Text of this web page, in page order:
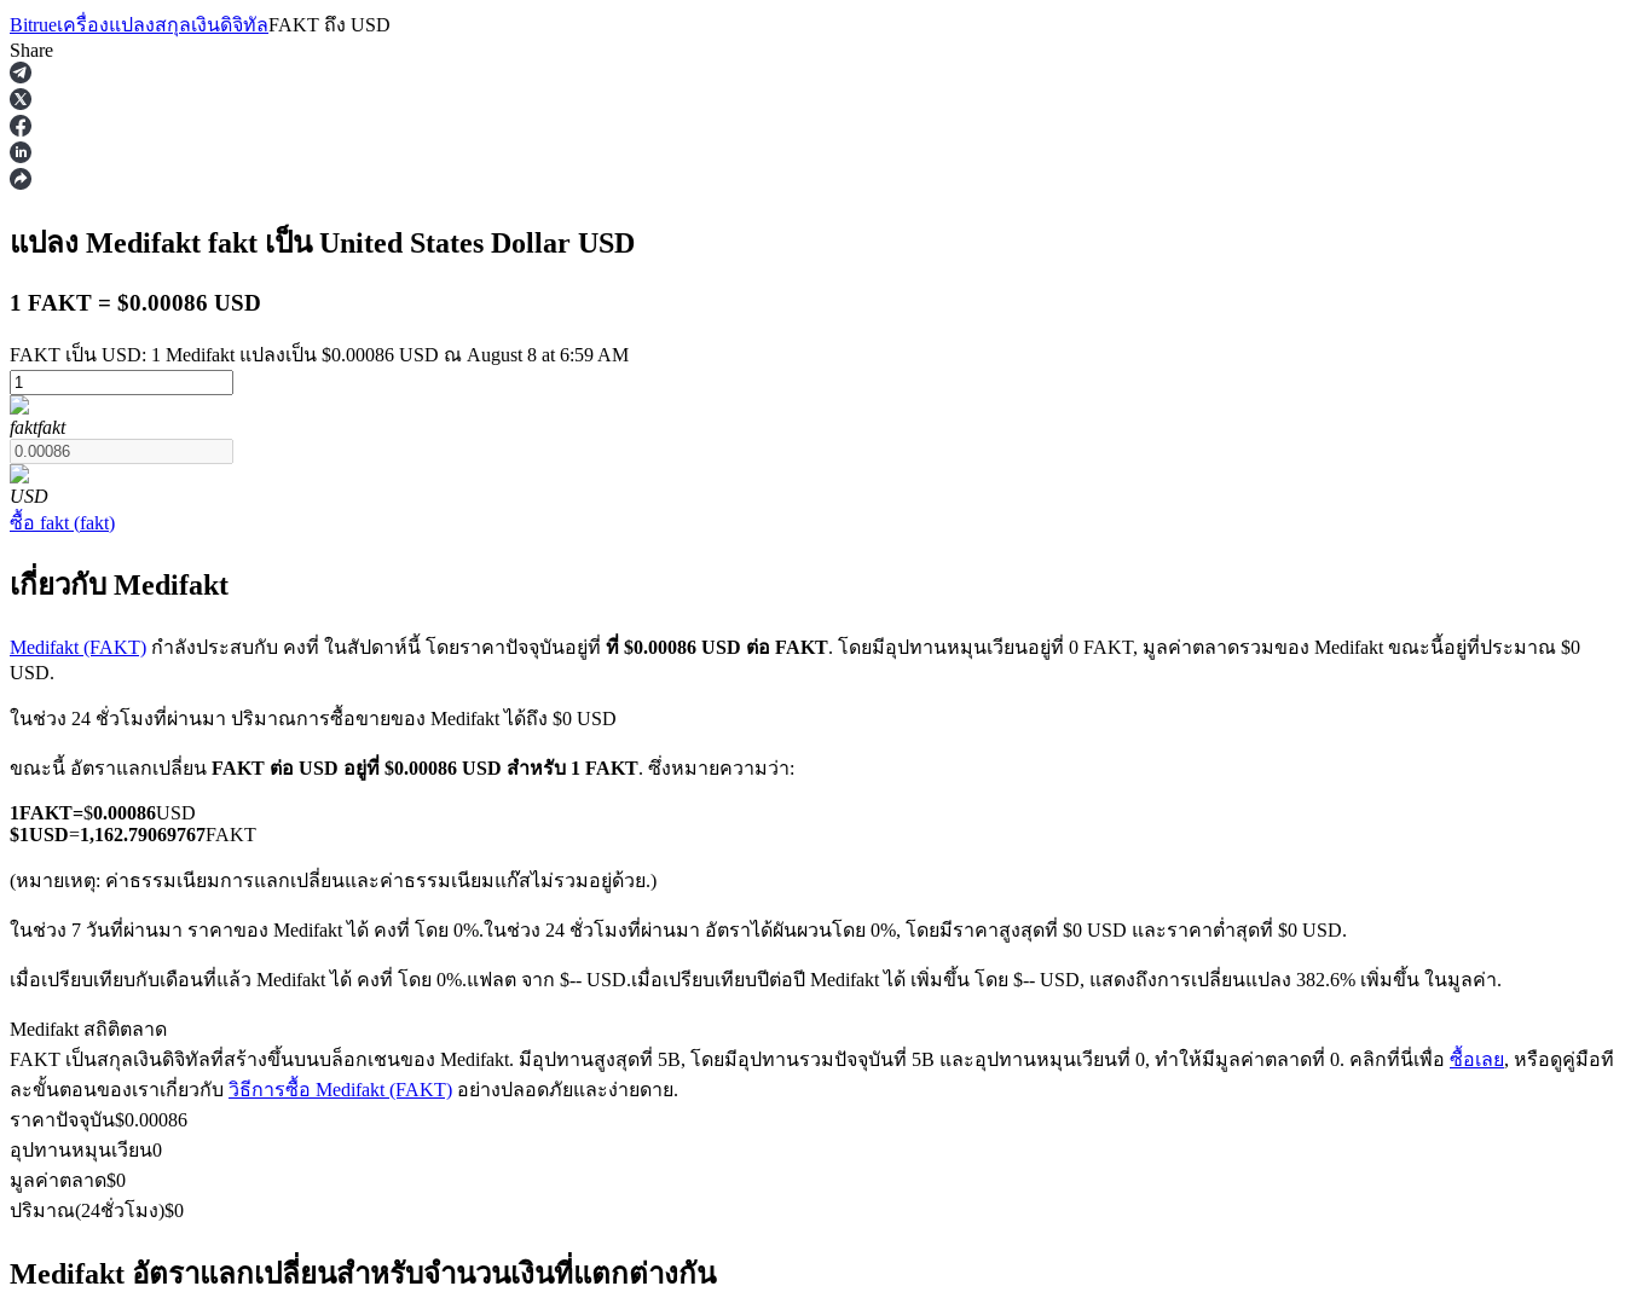
ฟิวเจอร์ส
ฟิวเจอร์ส USDT
TradFi
อนุพันธ์ของหุ้น ฟอเร็กซ์ โลหะมีค่า และสินค้าโภคภัณฑ์
ฟิวเจอร์ส USDC
Bitrueเครื่องแปลงสกุลเงินดิจิทัลFAKT ถึง USD
Share
แปลง Medifakt fakt เป็น United States Dollar USD
1 FAKT = $0.00086 USD
FAKT เป็น USD: 1 Medifakt แปลงเป็น $0.00086 USD ณ August 8 at 6:59 AM
faktfakt
USD
ซื้อ fakt (fakt)
เกี่ยวกับ Medifakt
Medifakt (FAKT) กำลังประสบกับ คงที่ ในสัปดาห์นี้ โดยราคาปัจจุบันอยู่ที่ ที่ $0.00086 USD ต่อ FAKT. โดยมีอุปทานหมุนเวียนอยู่ที่ 0 FAKT, มูลค่าตลาดรวมของ Medifakt ขณะนี้อยู่ที่ประมาณ $0
USD.
ในช่วง 24 ชั่วโมงที่ผ่านมา ปริมาณการซื้อขายของ Medifakt ได้ถึง $0 USD
ขณะนี้ อัตราแลกเปลี่ยน FAKT ต่อ USD อยู่ที่ $0.00086 USD สำหรับ 1 FAKT. ซึ่งหมายความว่า:
1FAKT=$0.00086USD
$1USD=1,162.79069767FAKT
(หมายเหตุ: ค่าธรรมเนียมการแลกเปลี่ยนและค่าธรรมเนียมแก๊สไม่รวมอยู่ด้วย.)
ในช่วง 7 วันที่ผ่านมา ราคาของ Medifakt ได้ คงที่ โดย 0%.ในช่วง 24 ชั่วโมงที่ผ่านมา อัตราได้ผันผวนโดย 0%, โดยมีราคาสูงสุดที่ $0 USD และราคาต่ำสุดที่ $0 USD.
เมื่อเปรียบเทียบกับเดือนที่แล้ว Medifakt ได้ คงที่ โดย 0%.แฟลต จาก $-- USD.เมื่อเปรียบเทียบปีต่อปี Medifakt ได้ เพิ่มขึ้น โดย $-- USD, แสดงถึงการเปลี่ยนแปลง 382.6% เพิ่มขึ้น ในมูลค่า.
Medifakt สถิติตลาด
FAKT เป็นสกุลเงินดิจิทัลที่สร้างขึ้นบนบล็อกเชนของ Medifakt. มีอุปทานสูงสุดที่ 5B, โดยมีอุปทานรวมปัจจุบันที่ 5B และอุปทานหมุนเวียนที่ 0, ทำให้มีมูลค่าตลาดที่ 0. คลิกที่นี่เพื่อ ซื้อเลย, หรือดูคู่มือที
ละขั้นตอนของเราเกี่ยวกับ วิธีการซื้อ Medifakt (FAKT) อย่างปลอดภัยและง่ายดาย.
ราคาปัจจุบัน$0.00086
อุปทานหมุนเวียน0
มูลค่าตลาด$0
ปริมาณ(24ชั่วโมง)$0
Medifakt อัตราแลกเปลี่ยนสำหรับจำนวนเงินที่แตกต่างกัน